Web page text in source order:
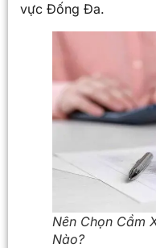
vực Đống Đa.
Nên Chọn Cầm
Nào?